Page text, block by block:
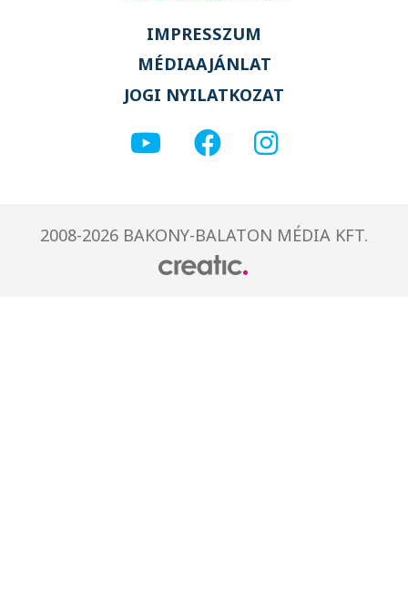
IMPRESSZUM
MÉDIAAJÁNLAT
JOGI NYILATKOZAT
2008-2026 BAKONY-BALATON MÉDIA KFT.